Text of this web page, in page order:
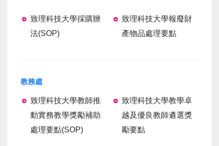
致理科技大學採購辦
法(SOP)
致理科技大學報廢財
產物品處理要點
教務處
致理科技大學教師推
動實務教學獎勵補助
處理要點(SOP)
致理科技大學教學卓
越及優良教師遴選獎
勵要點